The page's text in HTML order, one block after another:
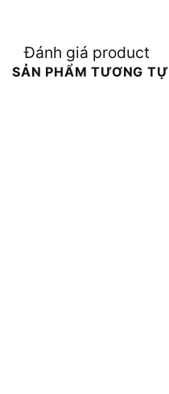
Đánh giá product
SẢN PHẨM TƯƠNG TỰ